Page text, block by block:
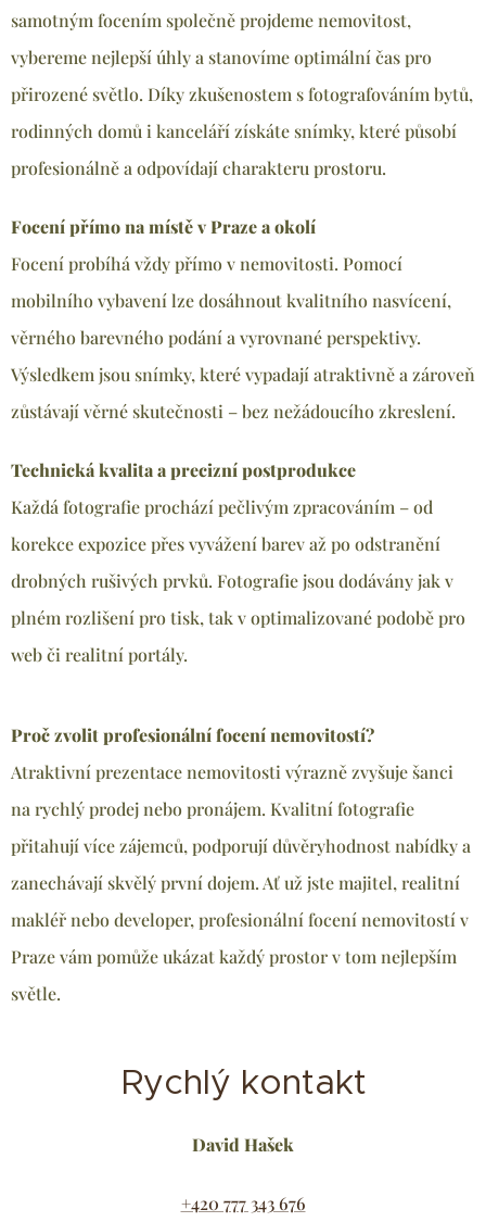
samotným focením společně projdeme nemovitost,
vybereme nejlepší úhly a stanovíme optimální čas pro
přirozené světlo. Díky zkušenostem s fotografováním bytů,
rodinných domů i kanceláří získáte snímky, které působí
profesionálně a odpovídají charakteru prostoru.
Focení přímo na místě v Praze a okolí
Focení probíhá vždy přímo v nemovitosti. Pomocí
mobilního vybavení lze dosáhnout kvalitního nasvícení,
věrného barevného podání a vyrovnané perspektivy.
Výsledkem jsou snímky, které vypadají atraktivně a zároveň
zůstávají věrné skutečnosti – bez nežádoucího zkreslení.
Technická kvalita a precizní postprodukce
Každá fotografie prochází pečlivým zpracováním – od
korekce expozice přes vyvážení barev až po odstranění
drobných rušivých prvků. Fotografie jsou dodávány jak v
plném rozlišení pro tisk, tak v optimalizované podobě pro
web či realitní portály.
Proč zvolit profesionální focení nemovitostí?
Atraktivní prezentace nemovitosti výrazně zvyšuje šanci
na rychlý prodej nebo pronájem. Kvalitní fotografie
přitahují více zájemců, podporují důvěryhodnost nabídky a
zanechávají skvělý první dojem. Ať už jste majitel, realitní
makléř nebo developer, profesionální focení nemovitostí v
Praze vám pomůže ukázat každý prostor v tom nejlepším
světle.
Rychlý kontakt
David Hašek
+420 777 343 676